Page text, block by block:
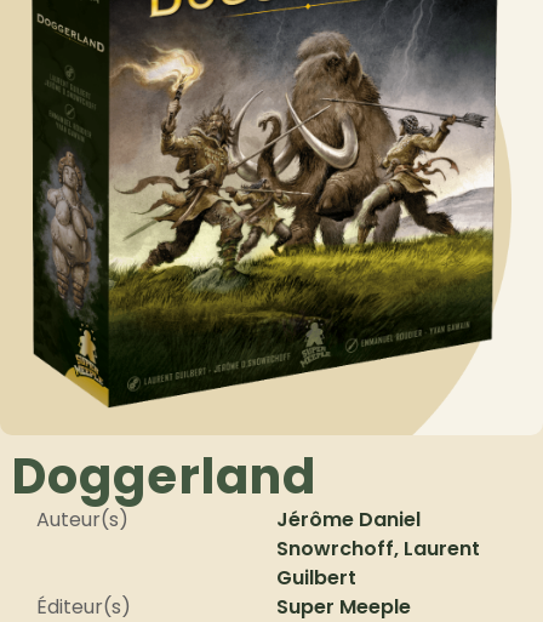
Doggerland
Auteur(s)
Jérôme Daniel
Snowrchoff, Laurent
Guilbert
Éditeur(s)
Super Meeple